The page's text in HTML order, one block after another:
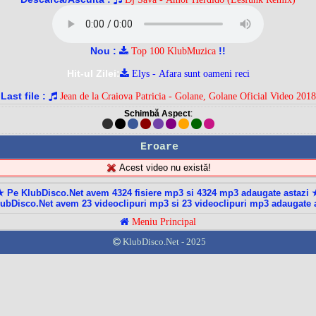
Nou : Top 100 KlubMuzica !!
Hit-ul Zilei:
Elys - Afara sunt oameni reci
Last file :
Jean de la Craiova Patricia - Golane, Golane Oficial Video 2018
Schimbă Aspect:
Eroare
Acest video nu există!
Pe KlubDisco.Net avem 4324 fisiere mp3 si 4324 mp3 adaugate astazi
avem 23 videoclipuri mp3 si 23 videoclipuri mp3 adaugate
Meniu Principal
KlubDisco.Net - 2025